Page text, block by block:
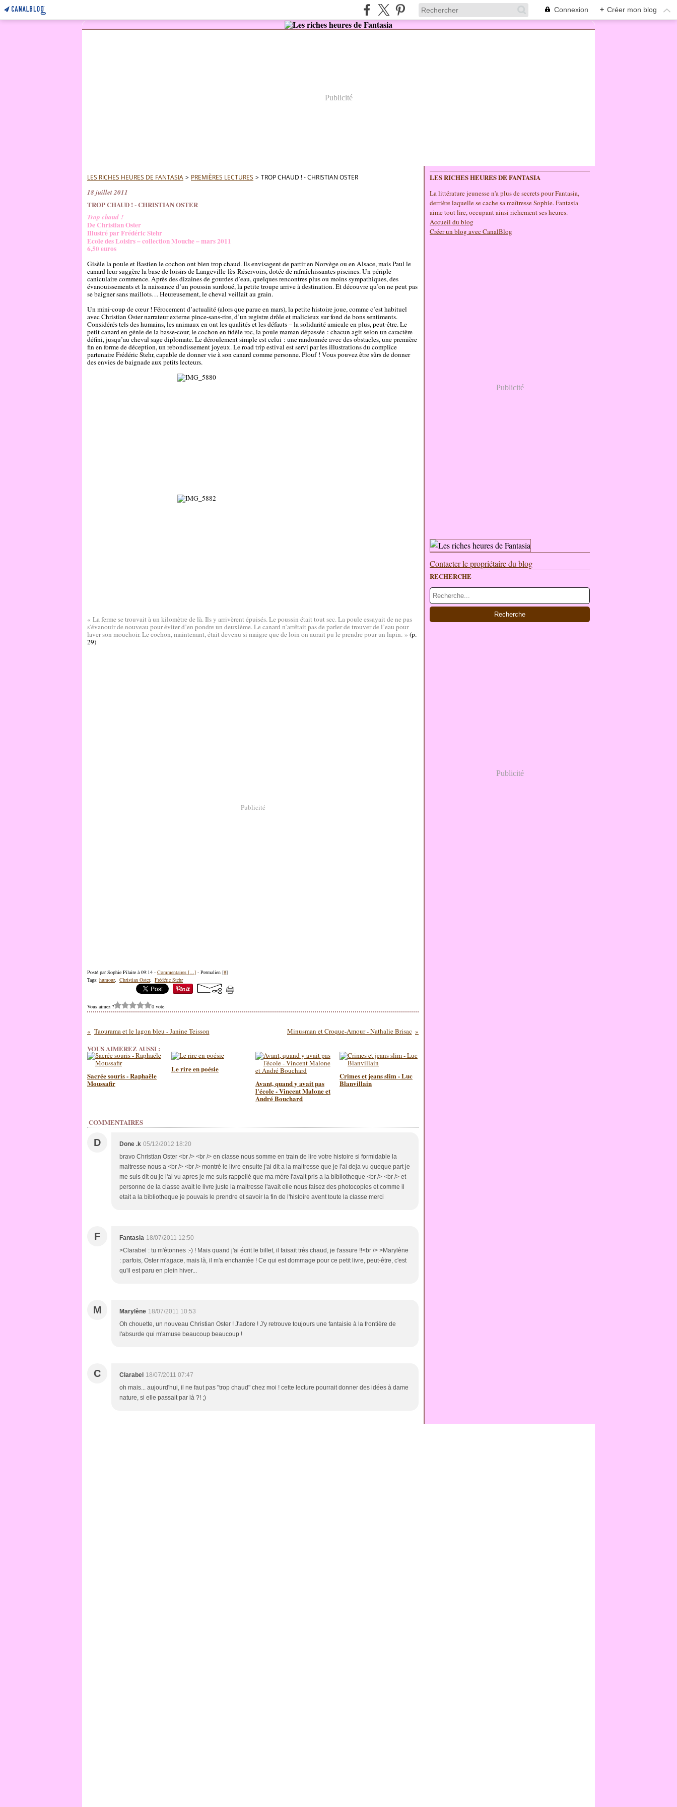
Connexion + Créer mon blog
Publicité
LES RICHES HEURES DE FANTASIA > PREMIÈRES LECTURES > TROP CHAUD ! - CHRISTIAN OSTER
18 juillet 2011
TROP CHAUD ! - CHRISTIAN OSTER
Trop chaud !
De Christian Oster
Illustré par Frédéric Stehr
Ecole des Loisirs – collection Mouche – mars 2011
6,50 euros
Gisèle la poule et Bastien le cochon ont bien trop chaud. Ils envisagent de partir en Norvège ou en Alsace, mais Paul le
canard leur suggère la base de loisirs de Langeville-lès-Réservoirs, dotée de rafraîchissantes piscines. Un périple
caniculaire commence. Après des dizaines de gourdes d’eau, quelques rencontres plus ou moins sympathiques, des
évanouissements et la naissance d’un poussin surdoué, la petite troupe arrive à destination. Et découvre qu’on ne peut pas
se baigner sans maillots… Heureusement, le cheval veillait au grain.
Un mini-coup de cœur ! Férocement d’actualité (alors que parue en mars), la petite histoire joue, comme c’est habituel
avec Christian Oster narrateur externe pince-sans-rire, d’un registre drôle et malicieux sur fond de bons sentiments.
Considérés tels des humains, les animaux en ont les qualités et les défauts – la solidarité amicale en plus, peut-être. Le
petit canard en génie de la basse-cour, le cochon en fidèle roc, la poule maman dépassée : chacun agit selon un caractère
défini, jusqu’au cheval sage diplomate. Le déroulement simple est celui : une randonnée avec des obstacles, une première
fin en forme de déception, un rebondissement joyeux. Le road trip estival est servi par les illustrations du complice
partenaire Frédéric Stehr, capable de donner vie à son canard comme personne. Plouf ! Vous pouvez être sûrs de donner
des envies de baignade aux petits lecteurs.
« La ferme se trouvait à un kilomètre de là. Ils y arrivèrent épuisés. Le poussin était tout sec. La poule essayait de ne pas
s’évanouir de nouveau pour éviter d’en pondre un deuxième. Le canard n’arrêtait pas de parler de trouver de l’eau pour
laver son mouchoir. Le cochon, maintenant, était devenu si maigre que de loin on aurait pu le prendre pour un lapin. » (p.
29)
Publicité
Posté par Sophie Pilaire à 09:14 - Commentaires […] - Permalien [#]
Tags: humour, Christian Oster, Frédéric Stehr
Vous aimez ? 0 vote
Taourama et le lagon bleu - Janine Teisson Minusman et Croque-Amour - Nathalie Brisac
VOUS AIMEREZ AUSSI :
Sacrée souris - Raphaële
Moussafir
Le rire en poésie
Avant, quand y avait pas
l'école - Vincent Malone et
André Bouchard
Crimes et jeans slim - Luc
Blanvillain
COMMENTAIRES
D Done .k 05/12/2012 18:20
bravo Christian Oster <br /> <br /> en classe nous somme en train de lire votre histoire si formidable la
maitresse nous a <br /> <br /> montré le livre ensuite j'ai dit a la maitresse que je l'ai deja vu queque part je
me suis dit ou je l'ai vu apres je me suis rappellé que ma mère l'avait pris a la bibliotheque <br /> <br /> et
personne de la classe avait le livre juste la maitresse l'avait elle nous faisez des photocopies et comme il
etait a la bibliotheque je pouvais le prendre et savoir la fin de l'histoire avent toute la classe merci
F Fantasia 18/07/2011 12:50
>Clarabel : tu m'étonnes :-) ! Mais quand j'ai écrit le billet, il faisait très chaud, je t'assure !!<br /> >Marylène
: parfois, Oster m'agace, mais là, il m'a enchantée ! Ce qui est dommage pour ce petit livre, peut-être, c'est
qu'il est paru en plein hiver...
M Marylène 18/07/2011 10:53
Oh chouette, un nouveau Christian Oster ! J'adore ! J'y retrouve toujours une fantaisie à la frontière de
l'absurde qui m'amuse beaucoup beaucoup !
C Clarabel 18/07/2011 07:47
oh mais... aujourd'hui, il ne faut pas "trop chaud" chez moi ! cette lecture pourrait donner des idées à dame
nature, si elle passait par là ?! ;)
LES RICHES HEURES DE FANTASIA
La littérature jeunesse n'a plus de secrets pour Fantasia,
derrière laquelle se cache sa maîtresse Sophie. Fantasia
aime tout lire, occupant ainsi richement ses heures.
Accueil du blog
Créer un blog avec CanalBlog
Publicité
Contacter le propriétaire du blog
RECHERCHE
Publicité